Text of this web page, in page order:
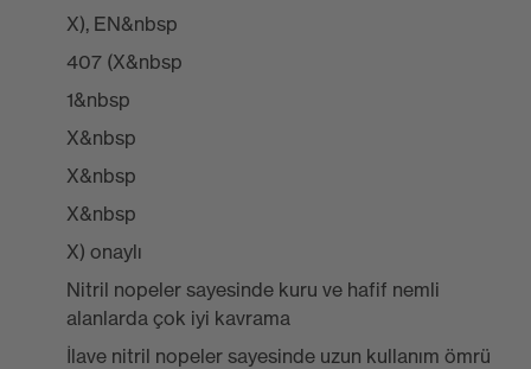
X), EN&nbsp
407 (X&nbsp
1&nbsp
X&nbsp
X&nbsp
X&nbsp
X) onaylı
Nitril nopeler sayesinde kuru ve hafif nemli
alanlarda çok iyi kavrama
İlave nitril nopeler sayesinde uzun kullanım ömrü